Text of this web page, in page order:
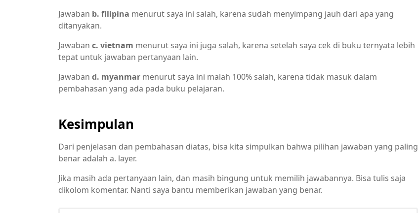
Jawaban b. filipina menurut saya ini salah, karena sudah menyimpang jauh dari apa yang
ditanyakan.
Jawaban c. vietnam menurut saya ini juga salah, karena setelah saya cek di buku ternyata lebih
tepat untuk jawaban pertanyaan lain.
Jawaban d. myanmar menurut saya ini malah 100% salah, karena tidak masuk dalam
pembahasan yang ada pada buku pelajaran.
Kesimpulan
Dari penjelasan dan pembahasan diatas, bisa kita simpulkan bahwa pilihan jawaban yang paling
benar adalah a. layer.
Jika masih ada pertanyaan lain, dan masih bingung untuk memilih jawabannya. Bisa tulis saja
dikolom komentar. Nanti saya bantu memberikan jawaban yang benar.